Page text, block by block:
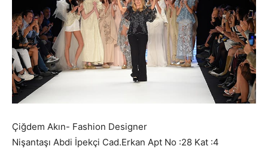
Çiğdem Akın- Fashion Designer
Nişantaşı Abdi İpekçi Cad.Erkan Apt No :28 Kat :4